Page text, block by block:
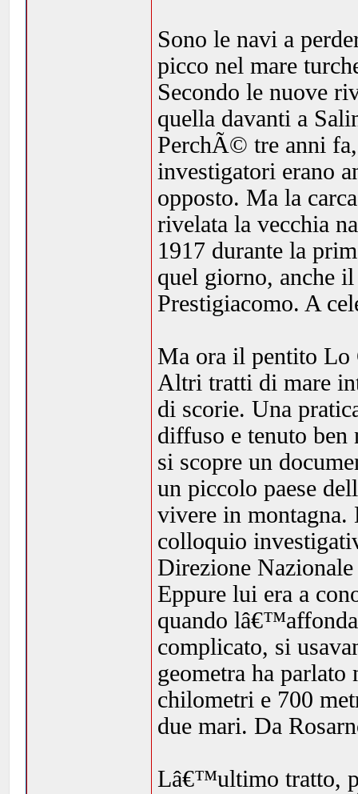
Sono le navi a
picco nel mare
Secondo le nuove
quella davanti a
PerchÃ© tre anni
investigatori erano
opposto. Ma la
rivelata la vecchia
1917 durante la
quel giorno, anche
Prestigiacomo. A
Ma ora il pentito Lo
Altri tratti di mare
di scorie. Una
diffuso e tenuto ben
si scopre un
un piccolo paese
vivere in
colloquio
Direzione
Eppure lui era a
quando
complicato, si
geometra ha
chilometri e 700
due mari. Da
Lâ€™ultimo tratto,